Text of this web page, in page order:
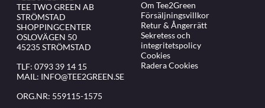
TEE TWO GREEN AB
STRÖMSTAD
SHOPPINGCENTER
OSLOVÄGEN 50
45235 STRÖMSTAD
TLF: 0793 39 14 15
MAIL: INFO@TEE2GREEN.SE
ORG.NR: 559115-1575
Om Tee2Green
Försäljningsvillkor
Retur & Ångerrätt
Sekretess och
integritetspolicy
Cookies
Radera Cookies